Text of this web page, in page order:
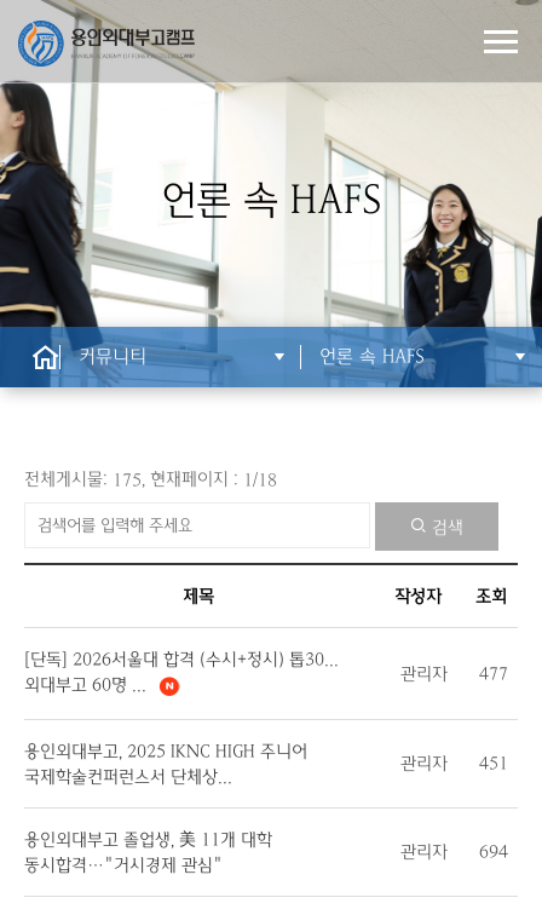
언론 속 HAFS
커뮤니티 언론 속 HAFS
전체게시물: 175 , 현재페이지 : 1/18
검색
제목 작성자 조회
[단독] 2026서울대 합격 (수시+정시) 톱30...
외대부고 60명 ...
관리자 477
용인외대부고, 2025 IKNC HIGH 주니어
국제학술컨퍼런스서 단체상...
관리자 451
용인외대부고 졸업생, 美 11개 대학
동시합격…"거시경제 관심"
관리자 694